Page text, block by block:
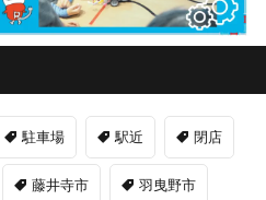
駐車場 駅近 閉店
藤井寺市 羽曳野市